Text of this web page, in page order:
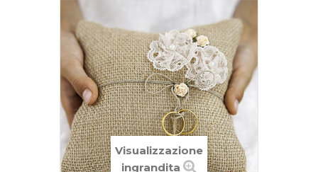
Visualizzazione
ingrandita
Ci sono 0prodotti nel carrello.
C'è un prodotto nel carrello
Totale prodotti